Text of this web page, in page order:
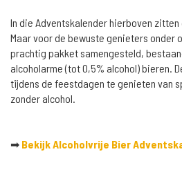
In die Adventskalender hierboven
Maar voor de bewuste genieters onder
prachtig pakket samengesteld,
alcoholarme (tot 0,5% alcohol) bieren.
tijdens de feestdagen te genieten van
zonder alcohol.
➡ Bekijk Alcoholvrije Bier